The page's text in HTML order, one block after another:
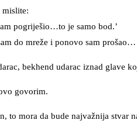
mislite:
pogriješio…to je samo bod.’
do mreže i ponovo sam prošao…
bekhend udarac iznad glave
govorim.
to mora da bude najvažnija stvar